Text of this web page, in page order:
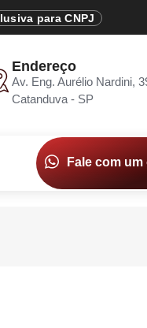
para CNPJ
Endereço
Av. Eng. Aurélio Nardini,
Catanduva - SP
Fale com